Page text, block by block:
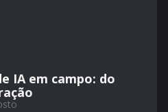
IA em campo: do